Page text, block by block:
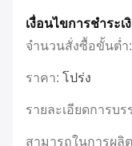
เงื่อนไขการชําระ
จำนวนสั่งซื้อขั้นต่ำ:
ราคา: โปร่ง
รายละเอียดการบร
สามารถในการผลิ